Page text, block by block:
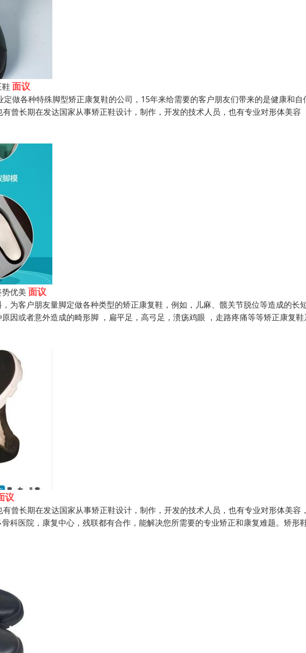
面议
各种特殊脚型矫正康复鞋的公司，15年来给需要的客户朋友们带来的是健康和自
曾长期在发达国家从事矫正鞋设计，制作，开发的技术人员，也有专业对形体美容
优美 面议
为客户朋友量脚定做各种类型的矫正康复鞋，例如，儿麻、髋关节脱位等造成的长
因或者意外造成的畸形脚 ，扁平足，高弓足，溃疡鸡眼 ，走路疼痛等等矫正康复鞋
议
曾长期在发达国家从事矫正鞋设计，制作，开发的技术人员，也有专业对形体美容
科医院，康复中心，残联都有合作，能解决您所需要的专业矫正和康复难题。矫形